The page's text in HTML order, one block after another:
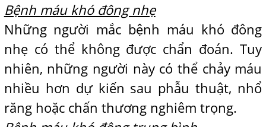
Bệnh máu khó đông nhẹ
Những người mắc bệnh máu khó đông
nhẹ có thể không được chẩn đoán. Tuy
nhiên, những người này có thể chảy máu
nhiều hơn dự kiến ​​sau phẫu thuật, nhổ
răng hoặc chấn thương nghiêm trọng.